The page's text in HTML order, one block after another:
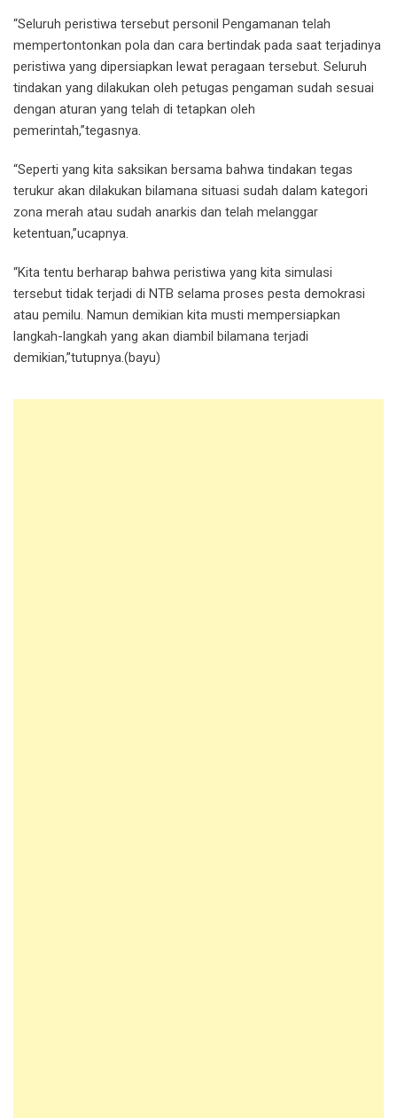
“Seluruh peristiwa tersebut personil Pengamanan telah
mempertontonkan pola dan cara bertindak pada saat terjadinya
peristiwa yang dipersiapkan lewat peragaan tersebut. Seluruh
tindakan yang dilakukan oleh petugas pengaman sudah sesuai
dengan aturan yang telah di tetapkan oleh
pemerintah,”tegasnya.
“Seperti yang kita saksikan bersama bahwa tindakan tegas
terukur akan dilakukan bilamana situasi sudah dalam kategori
zona merah atau sudah anarkis dan telah melanggar
ketentuan,”ucapnya.
“Kita tentu berharap bahwa peristiwa yang kita simulasi
tersebut tidak terjadi di NTB selama proses pesta demokrasi
atau pemilu. Namun demikian kita musti mempersiapkan
langkah-langkah yang akan diambil bilamana terjadi
demikian,”tutupnya.(bayu)